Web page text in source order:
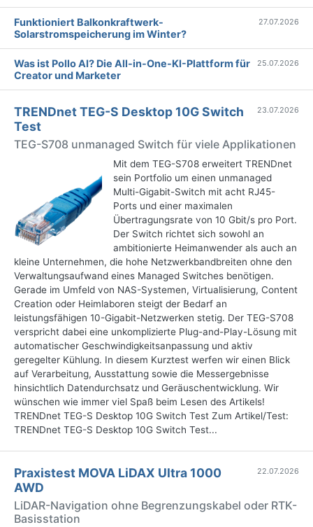
Funktioniert Balkonkraftwerk-
Solarstromspeicherung im Winter?
27.07.2026
Was ist Pollo AI? Die All-in-One-KI-Plattform für
Creator und Marketer
25.07.2026
23.07.2026
TRENDnet TEG-S Desktop 10G Switch
Test
TEG-S708 unmanaged Switch für viele Applikationen
Mit dem TEG-S708 erweitert TRENDnet
sein Portfolio um einen unmanaged
Multi-Gigabit-Switch mit acht RJ45-
Ports und einer maximalen
Übertragungsrate von 10 Gbit/s pro Port.
Der Switch richtet sich sowohl an
ambitionierte Heimanwender als auch an
kleine Unternehmen, die hohe Netzwerkbandbreiten ohne den
Verwaltungsaufwand eines Managed Switches benötigen.
Gerade im Umfeld von NAS-Systemen, Virtualisierung, Content
Creation oder Heimlaboren steigt der Bedarf an
leistungsfähigen 10-Gigabit-Netzwerken stetig. Der TEG-S708
verspricht dabei eine unkomplizierte Plug-and-Play-Lösung mit
automatischer Geschwindigkeitsanpassung und aktiv
geregelter Kühlung. In diesem Kurztest werfen wir einen Blick
auf Verarbeitung, Ausstattung sowie die Messergebnisse
hinsichtlich Datendurchsatz und Geräuschentwicklung. Wir
wünschen wie immer viel Spaß beim Lesen des Artikels!
TRENDnet TEG-S Desktop 10G Switch Test Zum Artikel/Test:
TRENDnet TEG-S Desktop 10G Switch Test...
22.07.2026
Praxistest MOVA LiDAX Ultra 1000
AWD
LiDAR-Navigation ohne Begrenzungskabel oder RTK-
Basisstation